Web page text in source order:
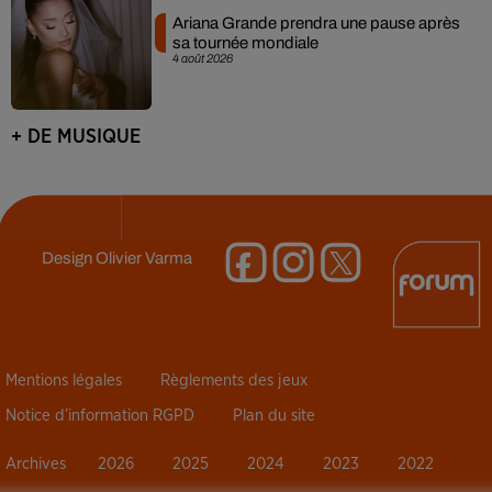
4 août 2026
Ariana Grande prendra une pause après
sa tournée mondiale
+ DE MUSIQUE
DesignOlivier Varma
Mentions légales Règlements des jeux
Notice d’information RGPD Plan du site
Archives 2026 2025 2024 2023 2022